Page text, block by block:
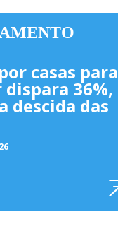
casas para
36%,
descida das